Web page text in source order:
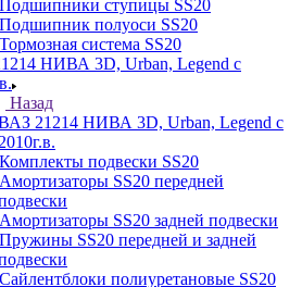
Подшипники ступицы SS20
Подшипник полуоси SS20
Тормозная система SS20
НИВА 3D, Urban, Legend c
Назад
21214 НИВА 3D, Urban, Legend c
2010г.в.
Комплекты подвески SS20
Амортизаторы SS20 передней
Амортизаторы SS20 задней подвески
Пружины SS20 передней и задней
Сайлентблоки полиуретановые SS20